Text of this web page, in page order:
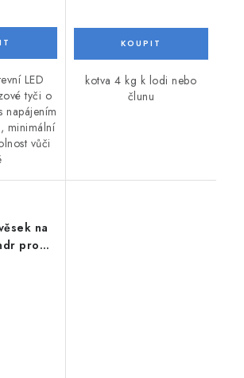
LED
tyči o
napájením
minimální
vůči
kotva 4 kg k lodi nebo
člunu
na
pro